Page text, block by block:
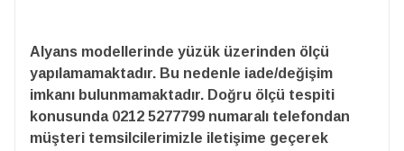
Alyans modellerinde yüzük üzerinden ölçü
yapılamamaktadır. Bu nedenle iade/değişim
imkanı bulunmamaktadır. Doğru ölçü tespiti
konusunda 0212 5277799 numaralı telefondan
müşteri temsilcilerimizle iletişime geçerek